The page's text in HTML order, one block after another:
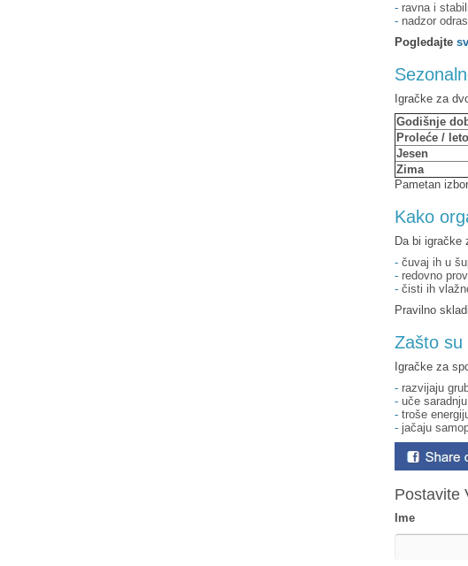
- ravna i
- nadzor
Pogledajte
Igračke za
Godišnje
Proleće / leto
Jesen
Zima
Pametan
Kako
Da bi igračke
- čuvaj ih u
- redovno
- čisti ih
Pravilno
Zašto su
Igračke za
- razvijaju
- uče
- troše
- jačaju
Postavite
Ime